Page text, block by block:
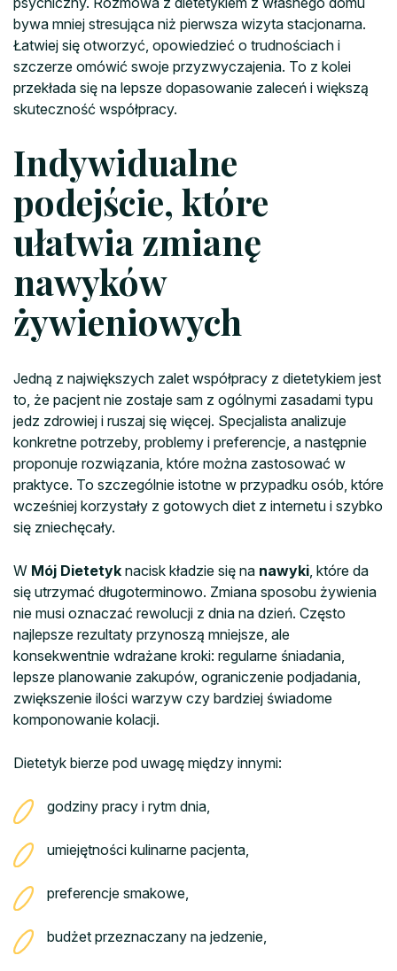
bywa mniej stresująca niż pierwsza wizyta stacjonarna.
Łatwiej się otworzyć, opowiedzieć o trudnościach i
szczerze omówić swoje przyzwyczajenia. To z kolei
przekłada się na lepsze dopasowanie zaleceń i większą
skuteczność współpracy.
Indywidualne
podejście, które
ułatwia zmianę
nawyków
żywieniowych
Jedną z największych zalet współpracy z dietetykiem jest
to, że pacjent nie zostaje sam z ogólnymi zasadami typu
jedz zdrowiej i ruszaj się więcej. Specjalista analizuje
konkretne potrzeby, problemy i preferencje, a następnie
proponuje rozwiązania, które można zastosować w
praktyce. To szczególnie istotne w przypadku osób, które
wcześniej korzystały z gotowych diet z internetu i szybko
się zniechęcały.
W Mój Dietetyk nacisk kładzie się na nawyki, które da
się utrzymać długoterminowo. Zmiana sposobu żywienia
nie musi oznaczać rewolucji z dnia na dzień. Często
najlepsze rezultaty przynoszą mniejsze, ale
konsekwentnie wdrażane kroki: regularne śniadania,
lepsze planowanie zakupów, ograniczenie podjadania,
zwiększenie ilości warzyw czy bardziej świadome
komponowanie kolacji.
Dietetyk bierze pod uwagę między innymi:
godziny pracy i rytm dnia,
umiejętności kulinarne pacjenta,
preferencje smakowe,
budżet przeznaczany na jedzenie,